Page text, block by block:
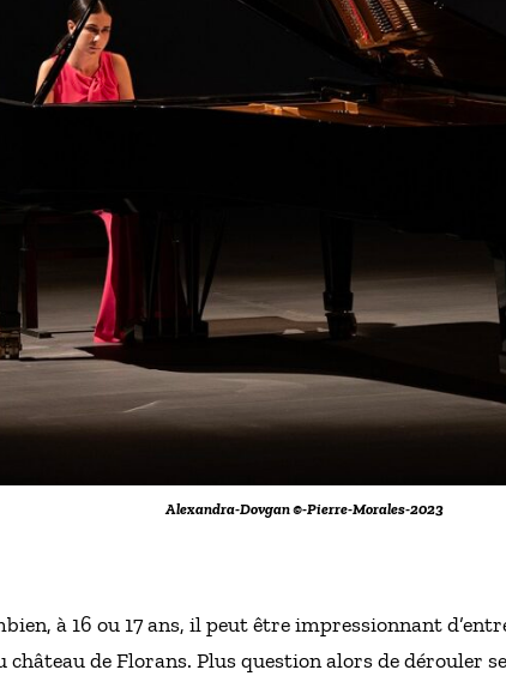
Alexandra-Dovgan ©-Pierre-Morales-2023
à 16 ou 17 ans, il peut être impressionnant
de Florans. Plus question alors de dérouler